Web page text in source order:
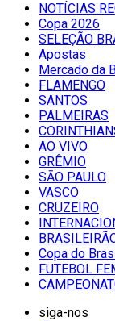
NOTÍCIAS
Copa 2026
SELEÇÃO
Apostas
Mercado da
FLAMENGO
SANTOS
PALMEIRAS
AO VIVO
GRÊMIO
SĀO PAULO
VASCO
CRUZEIRO
Copa do
FUTEBOL
siga-nos